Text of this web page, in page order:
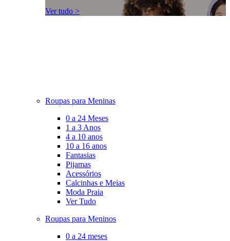
Ver tudo >
Roupas para Meninas
0 a 24 Meses
1 a 3 Anos
4 a 10 anos
10 a 16 anos
Fantasias
Pijamas
Acessórios
Calcinhas e Meias
Moda Praia
Ver Tudo
Roupas para Meninos
0 a 24 meses